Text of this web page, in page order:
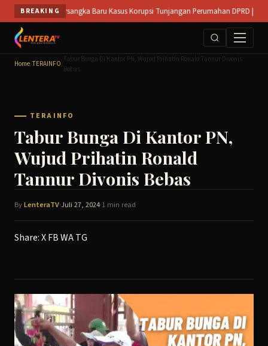
Skip
to
content
BREAKING
Peluang Tersangka Baru Kasus Korupsi Tunjangan Perumahan DPRD ||
Home /TERAINFO
Tabur Bunga Di Kantor PN, Wujud Prihatin Ronald Tannur Divonis
Bebas
TERAINFO
Tabur Bunga Di Kantor PN,
Wujud Prihatin Ronald
Tannur Divonis Bebas
ByLenteraTV·Juli 27, 2024·1 min read
Share:XFBWATG